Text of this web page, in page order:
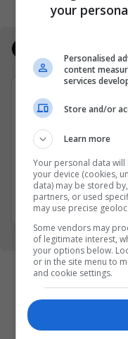
Viva Fresh
Sektorist/e
Ferizaj
31 Korrik 2026
your
Personalised
content
services
Store and/or
Learn more
Your personal data
your device (cookies,
data) may be stored
partners, or used
may use precise
Some vendors may
of legitimate interest,
your options below.
or in the site menu to
and cookie settings.